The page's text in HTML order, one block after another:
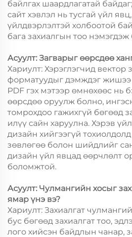
байлгах шаардлагатай
сайт хэвлэл нь тусгай үйл
үйлдвэрлэлтэй холбоотой
бага захиалгын тоо нэмэгдэж
Асуулт: Загварыг өөрсдөө
Хариулт: Хэрэглэгчид вектор
форматуудыг дэмждэг жишээ
PDF гэх мэтээр өмнөхөөс нь
өөрсдөө оруулж болно,
томрохдоо гажихгүй бөгөөд
илүү сайн харуулна. Хэрэв
дизайн хийгээгүй
зөвлөгөө болон шийдлийг
дизайн үйл явцад өөрчлөлт
боломжтой.
Асуулт: Чулмангийн хосыг
ямар үнэ вэ?
Хариулт: Захиалгат
бус бөгөөд захиалгат тоо,
лого хийсэн байдлын чанар,